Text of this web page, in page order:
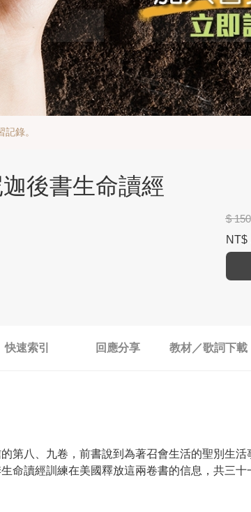
錄。
後書生命讀經
$ 150
NT$
快速索引 回應分享 教材／歌詞下載
第八、九卷，前書說到為著召會生活的聖別生
命讀經訓練在美國釋放這兩卷書的信息，共三十